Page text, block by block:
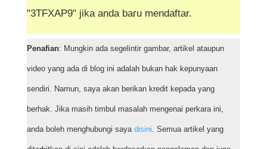
"3TFXAP9" jika anda baru mendaftar.
Penafian: Mungkin ada segelintir gambar, artikel ataupun
video yang ada di blog ini adalah bukan hak kepunyaan
sendiri. Namun, saya akan berikan kredit kepada yang
berhak. Jika masih timbul masalah mengenai perkara ini,
anda boleh menghubungi saya disini. Semua artikel yang